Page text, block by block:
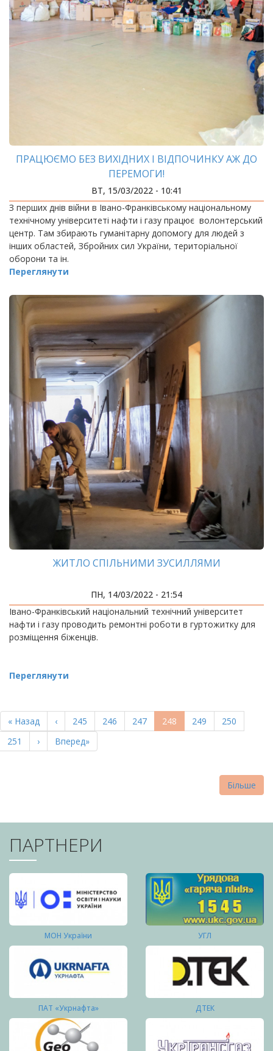
ПРАЦЮЄМО БЕЗ ВИХІДНИХ І ВІДПОЧИНКУ АЖ ДО
ПЕРЕМОГИ!
ВТ, 15/03/2022 - 10:41
З перших днів війни в Івано-Франківському національному
технічному університеті нафти і газу працює волонтерський
центр. Там збирають гуманітарну допомогу для людей з
інших областей, Збройних сил України, територіальної
оборони та ін.
Переглянути
ЖИТЛО СПІЛЬНИМИ ЗУСИЛЛЯМИ
ПН, 14/03/2022 - 21:54
Івано-Франківський національний технічний університет
нафти і газу проводить ремонтні роботи в гуртожитку для
розміщення біженців.
Переглянути
НА
СТОРІНКИ
Перша
сторінка
« Назад
Попередня
сторінка
‹ Page
245 Page
246 Page
247
Поточна
сторінка
248 Page
249 Page
250
Page
251
Наступна
сторінка
›
Остання
сторінка
Вперед»
Більше
ПАРТНЕРИ
МОН України УГЛ
ПАТ «Укрнафта» ДТЕК